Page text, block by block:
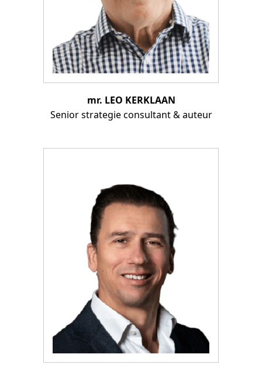
mr. LEO KERKLAAN
Senior strategie consultant & auteur